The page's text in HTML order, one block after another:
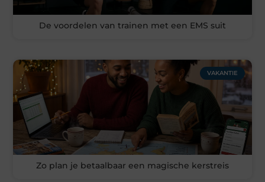
De voordelen van trainen met een EMS suit
VAKANTIE
Zo plan je betaalbaar een magische kerstreis